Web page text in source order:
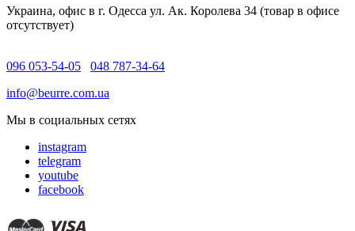
Украина, офис в г. Одесса ул. Ак. Королева 34 (товар в офисе
отсутствует)
096 053-54-05
048 787-34-64
info@beurre.com.ua
Мы в социальных сетях
instagram
telegram
youtube
facebook